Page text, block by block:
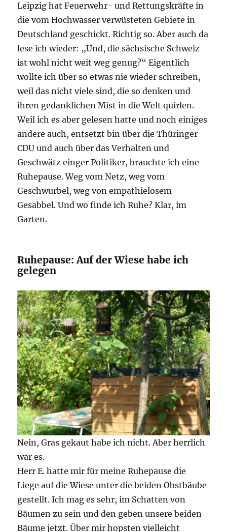
Leipzig hat Feuerwehr- und Rettungskräfte in
die vom Hochwasser verwüsteten Gebiete in
Deutschland geschickt. Richtig so. Aber auch da
lese ich wieder: „Und, die sächsische Schweiz
ist wohl nicht weit weg genug?“ Eigentlich
wollte ich über so etwas nie wieder schreiben,
weil das nicht viele sind, die so denken und
ihren gedanklichen Mist in die Welt quirlen.
Weil ich es aber gelesen hatte und noch einiges
andere auch, entsetzt bin über die Thüringer
CDU und auch über das Verhalten und
Geschwätz einger Politiker, brauchte ich eine
Ruhepause. Weg vom Netz, weg vom
Geschwurbel, weg von empathielosem
Gesabbel. Und wo finde ich Ruhe? Klar, im
Garten.
Ruhepause: Auf der Wiese habe ich
gelegen
Nein, Gras gekaut habe ich nicht. Aber herrlich
war es.
Herr E. hatte mir für meine Ruhepause die
Liege auf die Wiese unter die beiden Obstbäube
gestellt. Ich mag es sehr, im Schatten von
Bäumen zu sein und den geben unsere beiden
Bäume jetzt. Über mir hopsten vielleicht